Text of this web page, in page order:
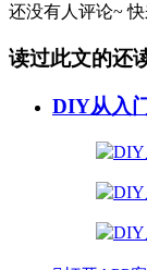
还没有人评论~
读过此文的还
DIY从入